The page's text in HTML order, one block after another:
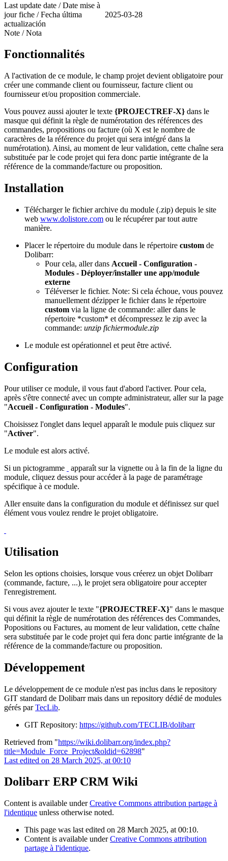
Last update date / Date mise à
jour fiche / Fecha última
actualización
2025-03-28
Note / Nota
Fonctionnalités
A l'activation de ce module, le champ projet devient obligatoire pour
créer une commande client ou fournisseur, facture client ou
fournisseur et/ou proposition commerciale.
Vous pouvez aussi ajouter le texte {PROJECTREF-X} dans le
masque qui définit la règle de numérotation des références des
commandes, propositions ou facture (où X est le nombre de
caractères de la référence du projet qui sera intégré dans la
numérotation). Ainsi, au moment de leur validation, cette chaîne sera
substituée par le code projet qui fera donc partie intégrante de la
référence de la commande/facture ou proposition.
Installation
Télécharger le fichier archive du module (.zip) depuis le site
web www.dolistore.com ou le récupérer par tout autre
manière.
Placer le répertoire du module dans le répertoire custom de
Dolibarr:
Pour cela, aller dans Accueil - Configuration -
Modules - Déployer/installer une app/module
externe
Téléverser le fichier. Note: Si cela échoue, vous pouvez
manuellement dézipper le fichier dans le répertoire
custom via la ligne de commande: aller dans le
répertoire *custom* et décompressez le zip avec la
commande: unzip fichiermodule.zip
Le module est opérationnel et peut être activé.
Configuration
Pour utiliser ce module, il vous faut d'abord l'activer. Pour cela,
après s'être connecté avec un compte administrateur, aller sur la page
"Accueil - Configuration - Modules".
Choisissez l'onglet dans lequel apparaît le module puis cliquez sur
"Activer".
Le module est alors activé.
Si un pictogramme
apparaît sur la vignette ou à la fin de la ligne du
module, cliquez dessus pour accéder à la page de paramétrage
spécifique à ce module.
Aller ensuite dans la configuration du module et définissez sur quel
élément vous voulez rendre le projet obligatoire.
Utilisation
Selon les options choisies, lorsque vous créerez un objet Dolibarr
(commande, facture, ...), le projet sera obligatoire pour accepter
l'enregistrement.
Si vous avez ajouter le texte "{PROJECTREF-X}" dans le masque
qui définit la règle de numérotation des références des Commandes,
Popositions ou Factures, au moment de leur validation, cette chaîne
sera substituée par le code projet qui fera donc partie intégrante de la
référence de la commande/facture ou proposition.
Développement
Le développement de ce module n'est pas inclus dans le repository
GIT standard de Dolibarr mais dans un repository dédié de modules
gérés parTecLib.
GIT Repository: https://github.com/TECLIB/dolibarr
Retrieved from "https://wiki.dolibarr.org/index.php?
title=Module_Force_Project&oldid=62898"
Last edited on 28 March 2025, at 00:10
Dolibarr ERP CRM Wiki
Content is available underCreative Commons attribution partage à
l'identique unless otherwise noted.
This page was last edited on 28 March 2025, at 00:10.
Content is available underCreative Commons attribution
partage à l'identique.